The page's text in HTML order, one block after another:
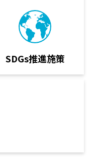
SDGs推進施策